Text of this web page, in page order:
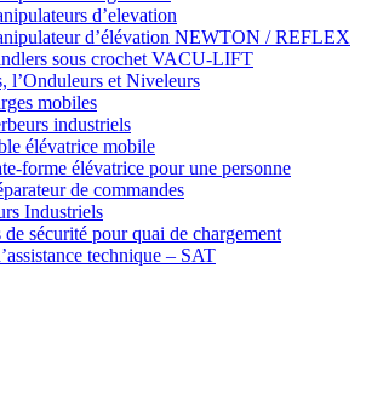
d’elevation
d’élévation NEWTON / REFLEX
sous crochet VACU-LIFT
l’Onduleurs et Niveleurs
mobiles
industriels
élévatrice mobile
forme élévatrice pour une personne
de commandes
Industriels
de sécurité pour quai de chargement
technique – SAT